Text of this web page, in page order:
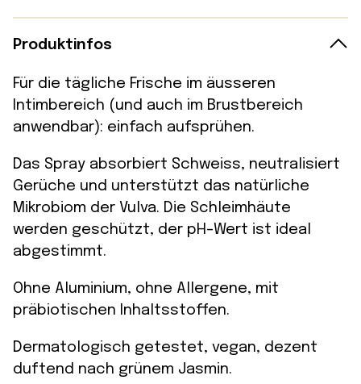
Produktinfos
Für die tägliche Frische im äusseren
Intimbereich (und auch im Brustbereich
anwendbar): einfach aufsprühen.
Das Spray absorbiert Schweiss, neutralisiert
Gerüche und unterstützt das natürliche
Mikrobiom der Vulva. Die Schleimhäute
werden geschützt, der pH-Wert ist ideal
abgestimmt.
Ohne Aluminium, ohne Allergene, mit
präbiotischen Inhaltsstoffen.
Dermatologisch getestet, vegan, dezent
duftend nach grünem Jasmin.